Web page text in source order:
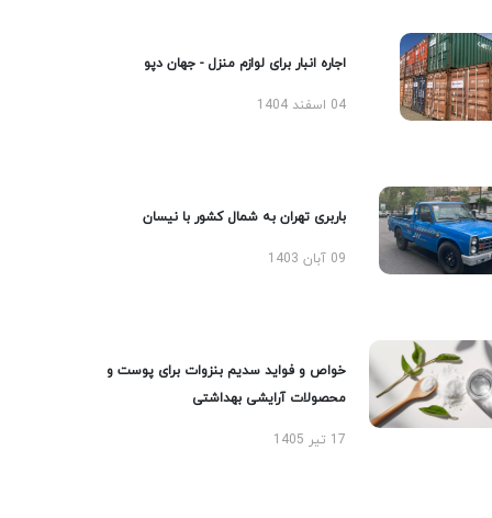
اجاره انبار برای لوازم منزل - جهان دپو
04 اسفند 1404
باربری تهران به شمال کشور با نیسان
09 آبان 1403
خواص و فواید سدیم بنزوات برای پوست و
محصولات آرایشی بهداشتی
17 تیر 1405